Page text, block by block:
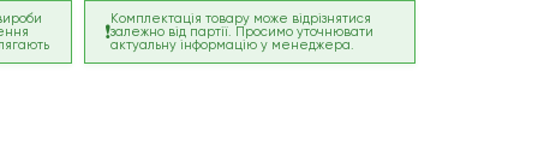
Комплектація товару може відрізнятися
залежно від партії. Просимо уточнювати
актуальну інформацію у менеджера.